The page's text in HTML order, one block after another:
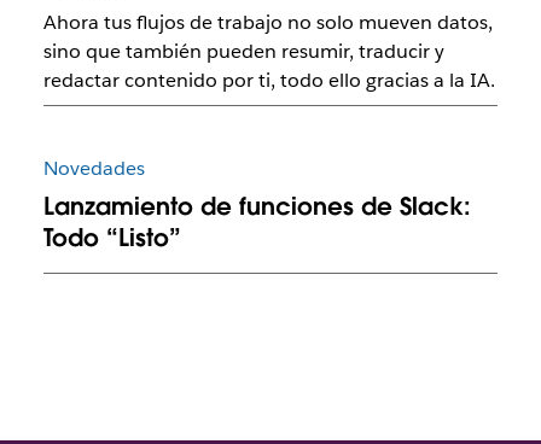
Ahora tus flujos de trabajo no solo mueven datos,
sino que también pueden resumir, traducir y
redactar contenido por ti, todo ello gracias a la IA.
Novedades
Lanzamiento de funciones de Slack:
Todo “Listo”